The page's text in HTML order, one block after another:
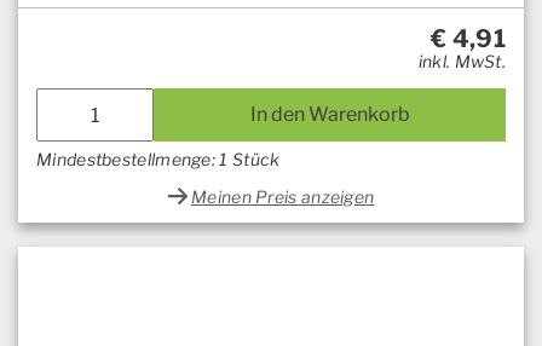
€ 4,91
inkl. MwSt.
In den Warenkorb
Mindestbestellmenge: 1 Stück
Meinen Preis anzeigen